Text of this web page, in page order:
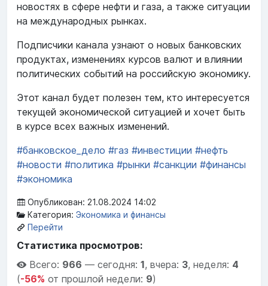
новостях в сфере нефти и газа, а также ситуации
на международных рынках.
Подписчики канала узнают о новых банковских
продуктах, изменениях курсов валют и влиянии
политических событий на российскую экономику.
Этот канал будет полезен тем, кто интересуется
текущей экономической ситуацией и хочет быть
в курсе всех важных изменений.
#банковское_дело #газ #инвестиции #нефть
#новости #политика #рынки #санкции #финансы
#экономика
Опубликован: 21.08.2024 14:02
Категория: Экономика и финансы
Перейти
Статистика просмотров:
Всего: 966 — сегодня: 1, вчера: 3, неделя: 4
(-56% от прошлой недели: 9)